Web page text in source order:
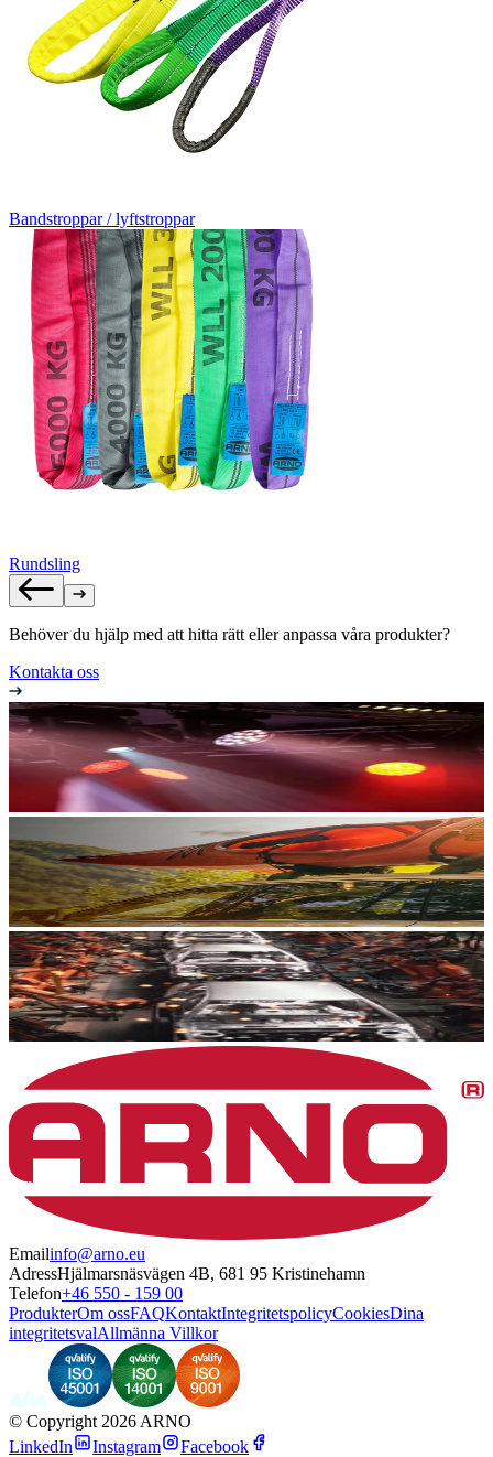
Bandstroppar / lyftstroppar
Rundsling
Behöver du hjälp med att hitta rätt eller anpassa våra produkter?
Kontakta oss
Emailinfo@arno.eu
AdressHjälmarsnäsvägen 4B, 681 95 Kristinehamn
Telefon+46 550 - 159 00
ProdukterOm ossFAQKontaktIntegritetspolicyCookiesDina
integritetsvalAllmänna Villkor
© Copyright 2026 ARNO
LinkedIn
Instagram Facebook